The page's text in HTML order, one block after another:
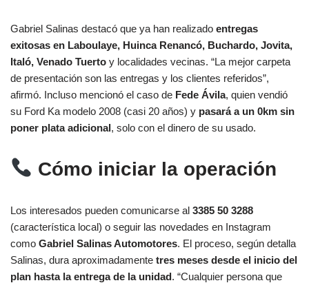
Gabriel Salinas destacó que ya han realizado entregas
exitosas en Laboulaye, Huinca Renancó, Buchardo, Jovita,
Italó, Venado Tuerto y localidades vecinas. “La mejor carpeta
de presentación son las entregas y los clientes referidos”,
afirmó. Incluso mencionó el caso de Fede Ávila, quien vendió
su Ford Ka modelo 2008 (casi 20 años) y pasará a un 0km sin
poner plata adicional, solo con el dinero de su usado.
Cómo iniciar la operación
Los interesados pueden comunicarse al 3385 50 3288
(característica local) o seguir las novedades en Instagram
como Gabriel Salinas Automotores. El proceso, según detalla
Salinas, dura aproximadamente tres meses desde el inicio del
plan hasta la entrega de la unidad. “Cualquier persona que